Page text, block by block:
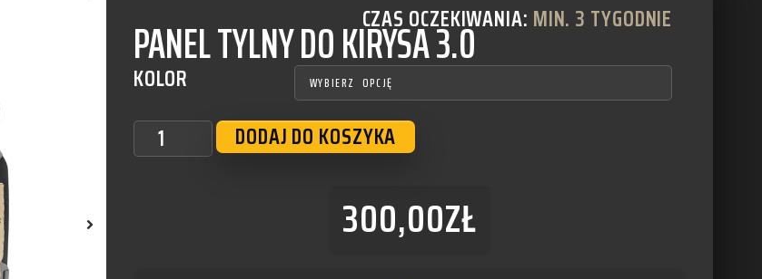
MIN. 3 TYGODNIE
CZAS OCZEKIWANIA:
PANEL TYLNY DO KIRYSA 3.0
300,00ZŁ
KOLOR
DODAJ DO KOSZYKA